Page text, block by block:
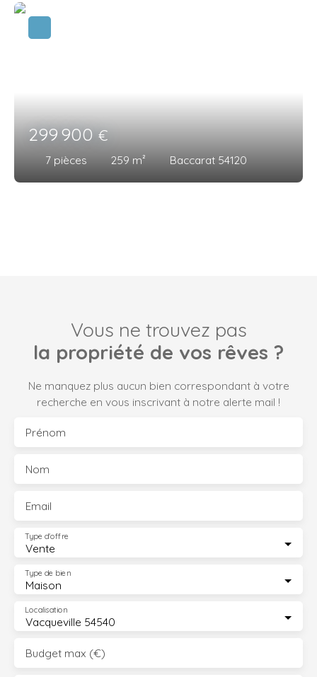
299 900€
7 pièces 259 m² Baccarat 54120
Vous ne trouvez pas
la propriété de vos rêves ?
Ne manquez plus aucun bien correspondant à votre
recherche en vous inscrivant à notre alerte mail !
Prénom
Nom
Email
Vente
Type d'offre
Maison
Type de bien
Vacqueville 54540
Localisation
Budget max (€)